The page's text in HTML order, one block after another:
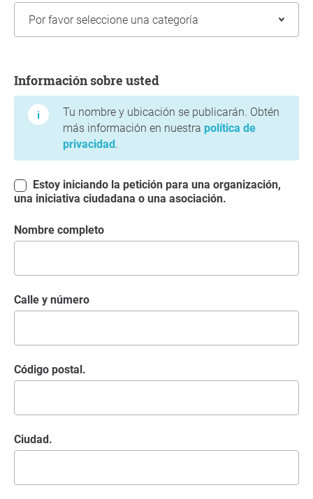
Información sobre usted
Tu nombre y ubicación se publicarán. Obtén
más información en nuestra política de
privacidad .
una iniciativa ciudadana o una asociación.
Nombre completo
Calle y número
Código postal.
Ciudad.